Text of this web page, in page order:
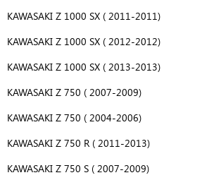
KAWASAKI Z 1000 SX ( 2011-2011)
KAWASAKI Z 1000 SX ( 2012-2012)
KAWASAKI Z 1000 SX ( 2013-2013)
KAWASAKI Z 750 ( 2007-2009)
KAWASAKI Z 750 ( 2004-2006)
KAWASAKI Z 750 R ( 2011-2013)
KAWASAKI Z 750 S ( 2007-2009)